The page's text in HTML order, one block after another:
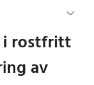
i rostfritt
av